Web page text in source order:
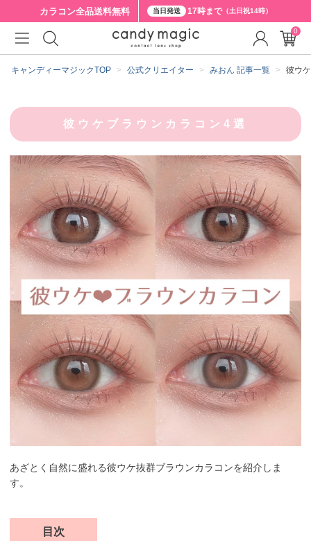
カラコン全品送料無料 当日発送 17時まで（土日祝14時）
キャンディーマジックTOP 公式クリエイター みおん 記事一覧 彼ウ
彼ウケブラウンカラコン4選
あざとく自然に盛れる彼ウケ抜群ブラウンカラコンを紹介しま
す。
目次
0